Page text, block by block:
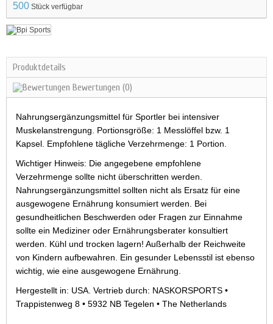
500 Stück verfügbar
Produktdetails
Bewertungen (0)
Nahrungsergänzungsmittel für Sportler bei intensiver
Muskelanstrengung. Portionsgröße: 1 Messlöffel bzw. 1
Kapsel. Empfohlene tägliche Verzehrmenge: 1 Portion.
Wichtiger Hinweis: Die angegebene empfohlene
Verzehrmenge sollte nicht überschritten werden.
Nahrungsergänzungsmittel sollten nicht als Ersatz für eine
ausgewogene Ernährung konsumiert werden. Bei
gesundheitlichen Beschwerden oder Fragen zur Einnahme
sollte ein Mediziner oder Ernährungsberater konsultiert
werden. Kühl und trocken lagern! Außerhalb der Reichweite
von Kindern aufbewahren. Ein gesunder Lebensstil ist ebenso
wichtig, wie eine ausgewogene Ernährung.
Hergestellt in: USA. Vertrieb durch: NASKORSPORTS •
Trappistenweg 8 • 5932 NB Tegelen • The Netherlands